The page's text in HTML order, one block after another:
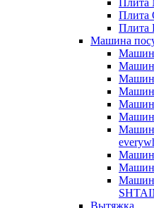
Плита
Плита
Плита
Машина
Вытяжка